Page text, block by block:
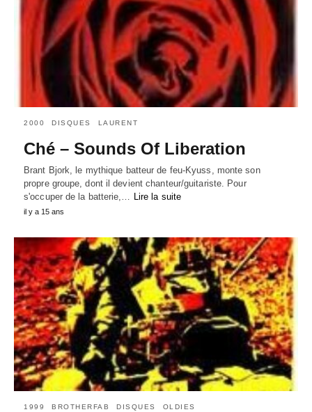
2000 DISQUES LAURENT
Ché – Sounds Of Liberation
Brant Bjork, le mythique batteur de feu-Kyuss, monte son
propre groupe, dont il devient chanteur/guitariste. Pour
s'occuper de la batterie,… Lire la suite
il y a 15 ans
1999 BROTHERFAB DISQUES OLDIES